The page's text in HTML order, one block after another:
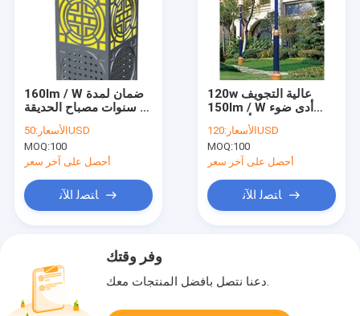
160lm / W ضمان لمدة
5 سنوات مصباح الحديقة
الشمسية إضاءة الفناء مع
تأثير زخرفة وظيفية LED
ضوء الفناء
الأسعار: 50USD
MOQ:100
أحصل على آخر سعر
ﺎﺘﺼﻟ ﺍﻶﻧ
120w عالية التجويف
150lm / W أدى ضوء
الفناء أدى ضوء
للمقاطعات والمتنزهات
الحديقة
الأسعار:120USD
MOQ:100
أحصل على آخر سعر
ﺎﺘﺼﻟ ﺍﻶﻧ
وفر وقتك
دعنا نتصل بأفضل المنتجات معك.